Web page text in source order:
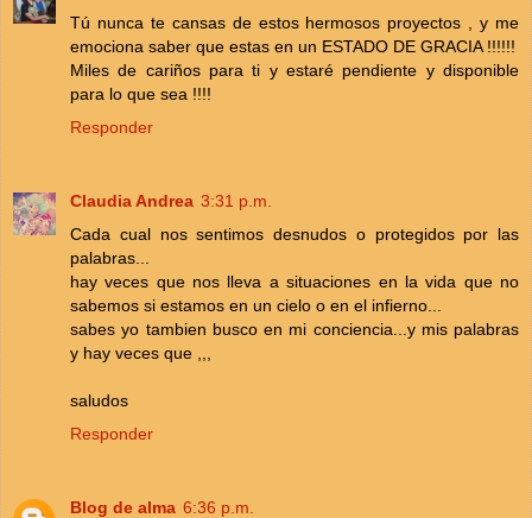
Tú nunca te cansas de estos hermosos proyectos , y me
emociona saber que estas en un ESTADO DE GRACIA !!!!!!
Miles de cariños para ti y estaré pendiente y disponible
para lo que sea !!!!
Responder
Claudia Andrea 3:31 p.m.
Cada cual nos sentimos desnudos o protegidos por las
palabras...
hay veces que nos lleva a situaciones en la vida que no
sabemos si estamos en un cielo o en el infierno...
sabes yo tambien busco en mi conciencia...y mis palabras
y hay veces que ,,,
saludos
Responder
Blog de alma 6:36 p.m.